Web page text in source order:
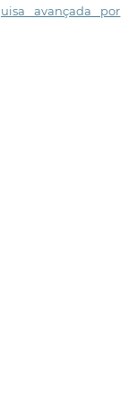
avançada por